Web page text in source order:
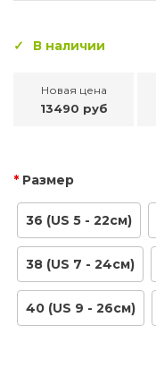
В наличии
Новая цена
13490 руб
Размер
36 (US 5 - 22см)
38 (US 7 - 24см)
40 (US 9 - 26см)